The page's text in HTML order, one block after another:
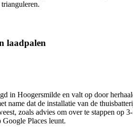
laadpalen
in Hoogersmilde en valt op door
dat de installatie van de
zoals advies om over te stappen
Places leunt.